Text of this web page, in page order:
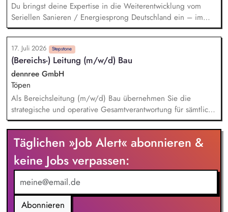
Du bringst deine Expertise in die Weiterentwicklung vom
Seriellen Sanieren / Energiesprong Deutschland ein – im
engen Austausch u.a. mit der dena, mit Blick auf
Markthochlauf und Support im regulatorischen Umfeld und
der Stakeholder. Business-Development-Standbein: Du
akquirierst und verantwortest eigenständig Projekte für unser
Vorqualifizierungs-Tool CoPilot und entwickelst /
implementierst die Skalierung. Du qualifizierst zudem
Bauunternehmen und Systemanbieter als Angebotspartner.
17. Juli 2026 Stepstone
(Bereichs-) Leitung (m/w/d) Bau
dennree GmbH
Töpen
Als Bereichsleitung (m/w/d) Bau übernehmen Sie die
strategische und operative Gesamtverantwortung für sämtliche
Bauaktivitäten der dennree Unternehmensgruppe – von der
Planung über die Steuerung bis hin zur erfolgreichen
Umsetzung vielfältiger Bauprojekte. Gemeinsam mit Ihrem
qualifizierten Team koordinieren Sie Neubau-, Umbau- und
Modernisierungsmaßnahmen für unsere über 400 Denns
Biomärkte in Deutschland und Österreich sowie weitere
Unternehmensstandorte und stellen eine termin- und
qualitätsgerechte Realisierung sicher.
Täglichen »Job Alert« abonnieren &
keine Jobs verpassen:
Abonnieren